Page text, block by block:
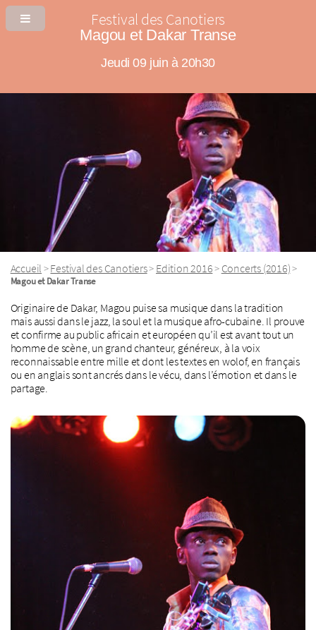
Festival des Canotiers
Magou et Dakar Transe
Jeudi 09 juin à 20h30
Accueil >Festival des Canotiers> Edition 2016> Concerts (2016)>
Magou et Dakar Transe
Originaire de Dakar, Magou puise sa musique dans la tradition
mais aussi dans le jazz, la soul et la musique afro-cubaine. Il prouve
et confirme au public africain et européen qu’il est avant tout un
homme de scène, un grand chanteur, généreux, à la voix
reconnaissable entre mille et dont les textes en wolof, en français
ou en anglais sont ancrés dans le vécu, dans l’émotion et dans le
partage.